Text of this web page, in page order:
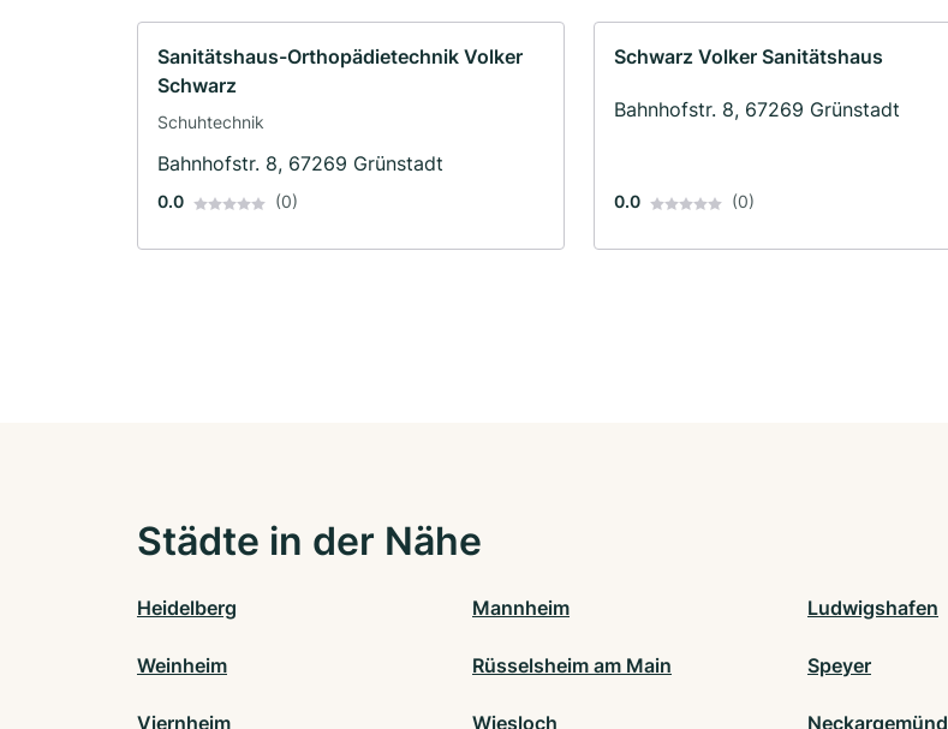
Sanitätshaus-Orthopädietechnik Volker
Schwarz
Schuhtechnik
Bahnhofstr. 8, 67269 Grünstadt
0.0 (0)
Schwarz Volker Sanitätshaus
Bahnhofstr. 8, 67269 Grünstadt
0.0 (0)
Städte in der Nähe
Heidelberg Mannheim Ludwigshafen
Weinheim Rüsselsheim am Main Speyer
Viernheim Wiesloch Neckargemünd